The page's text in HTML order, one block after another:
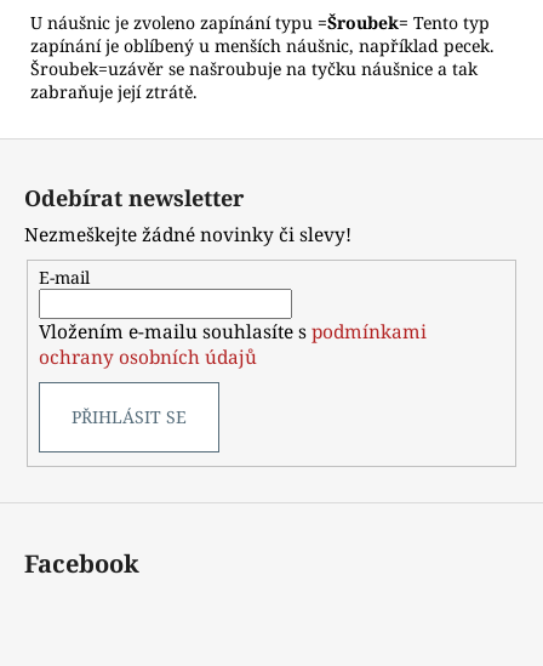
U náušnic je zvoleno zapínání typu =Šroubek= Tento typ
zapínání je oblíbený u menších náušnic, například pecek.
Šroubek=uzávěr se našroubuje na tyčku náušnice a tak
zabraňuje její ztrátě.
Z
Odebírat newsletter
Nezmeškejte žádné novinky či slevy!
E-mail
Vložením e-mailu souhlasíte spodmínkami
ochrany osobních údajů
PŘIHLÁSIT SE
Facebook